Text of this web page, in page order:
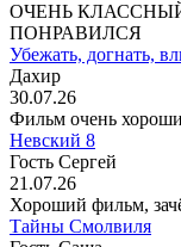
ОЧЕНЬ
ПОНРАВИЛСЯ
Убежать, догнать,
Дахир
30.07.26
Фильм очень
Невский 8
Гость Сергей
21.07.26
Хороший фильм,
Тайны Смолвиля